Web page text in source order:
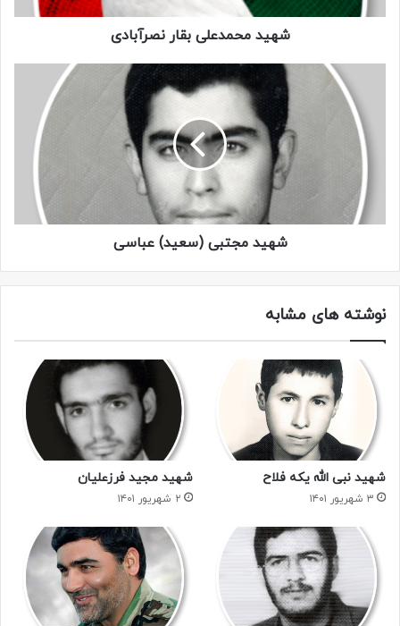
شهید محمدعلی بقار نصرآبادی
شهید مجتبی (سعید) عباسی
نوشته های مشابه
شهید نبی الله یکه فلاح
۳ شهریور ۱۴۰۱
شهید مجید فرزعلیان
۲ شهریور ۱۴۰۱